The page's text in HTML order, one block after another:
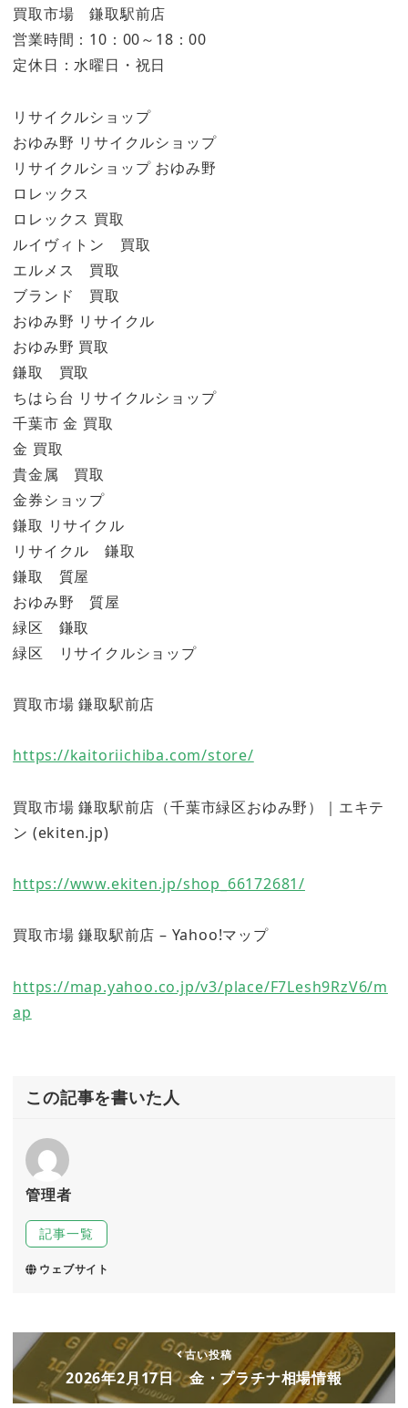
買取市場 鎌取駅前店
営業時間：10：00～18：00
定休日：水曜日・祝日
リサイクルショップ
おゆみ野 リサイクルショップ
リサイクルショップ おゆみ野
ロレックス
ロレックス 買取
ルイヴィトン 買取
エルメス 買取
ブランド 買取
おゆみ野 リサイクル
おゆみ野 買取
鎌取 買取
ちはら台 リサイクルショップ
千葉市 金 買取
金 買取
貴金属 買取
金券ショップ
鎌取 リサイクル
リサイクル 鎌取
鎌取 質屋
おゆみ野 質屋
緑区 鎌取
緑区 リサイクルショップ
買取市場 鎌取駅前店
https://kaitoriichiba.com/store/
買取市場 鎌取駅前店（千葉市緑区おゆみ野）｜エキテ
ン (ekiten.jp)
https://www.ekiten.jp/shop_66172681/
買取市場 鎌取駅前店 – Yahoo!マップ
https://map.yahoo.co.jp/v3/place/F7Lesh9RzV6/m
ap
この記事を書いた人
管理者
記事一覧
ウェブサイト
古い投稿
2026年2月17日 金・プラチナ相場情報